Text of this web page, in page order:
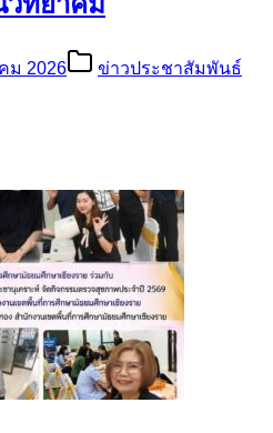
ม 2026
ข่าวประชาสัมพันธ์